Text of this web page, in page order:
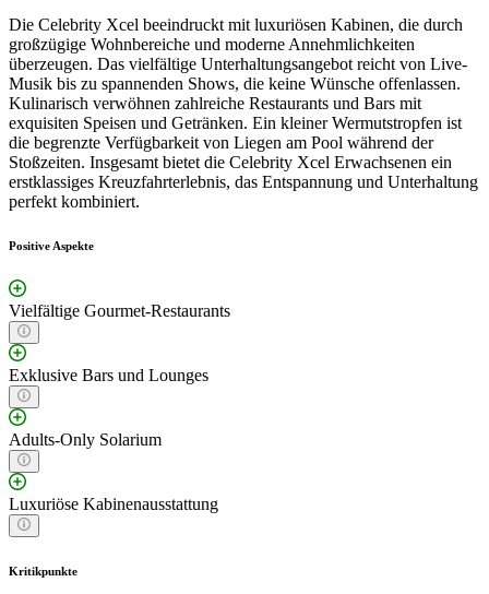
Die Celebrity Xcel beeindruckt mit luxuriösen Kabinen, die durch
großzügige Wohnbereiche und moderne Annehmlichkeiten
überzeugen. Das vielfältige Unterhaltungsangebot reicht von Live-
Musik bis zu spannenden Shows, die keine Wünsche offenlassen.
Kulinarisch verwöhnen zahlreiche Restaurants und Bars mit
exquisiten Speisen und Getränken. Ein kleiner Wermutstropfen ist
die begrenzte Verfügbarkeit von Liegen am Pool während der
Stoßzeiten. Insgesamt bietet die Celebrity Xcel Erwachsenen ein
erstklassiges Kreuzfahrterlebnis, das Entspannung und Unterhaltung
perfekt kombiniert.
Positive Aspekte
Vielfältige Gourmet-Restaurants
Exklusive Bars und Lounges
Adults-Only Solarium
Luxuriöse Kabinenausstattung
Kritikpunkte